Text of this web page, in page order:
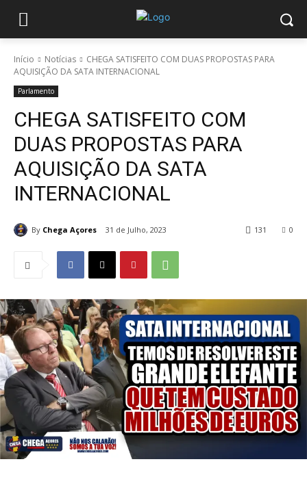
Início Notícias
CHEGA SATISFEITO COM DUAS PROPOSTAS PARA
AQUISIÇÃO DA SATA INTERNACIONAL
Parlamento
CHEGA SATISFEITO COM
DUAS PROPOSTAS PARA
AQUISIÇÃO DA SATA
INTERNACIONAL
By Chega Açores 31 de Julho, 2023 0
131